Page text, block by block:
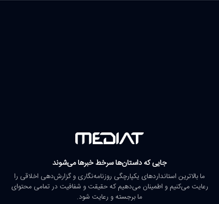
جایی که داستان‌ها سرخط خبرها می‌شوند
ما بالاترین استانداردهای یکپارچگی روزنامه‌نگاری و گزارش‌دهی اخلاقی را
رعایت می‌کنیم و اطمینان می‌دهیم که حقیقت و شفافیت در تمامی محتوای
ما برجسته و رعایت شود.